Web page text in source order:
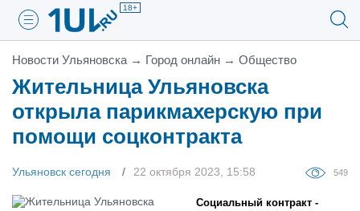
18+
Новости Ульяновска → Город онлайн → Общество
Жительница Ульяновска
открыла парикмахерскую при
помощи соцконтракта
Ульяновск сегодня 22 октября 2023, 15:58 549
Социальный контракт -